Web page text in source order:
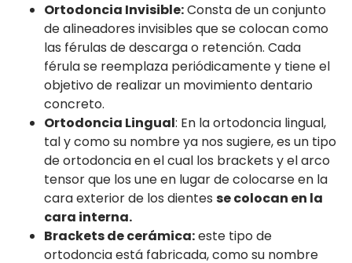
Ortodoncia Invisible:Consta de un conjunto
de alineadores invisibles que se colocan como
las férulas de descarga o retención. Cada
férula se reemplaza periódicamente y tiene el
objetivo de realizar un movimiento dentario
concreto.
Ortodoncia Lingual: En la ortodoncia lingual,
tal y como su nombre ya nos sugiere, es un tipo
de ortodoncia en el cual los brackets y el arco
tensor que los une en lugar de colocarse en la
cara exterior de los dientes se colocan en la
cara interna.
Brackets de cerámica:este tipo de
ortodoncia está fabricada, como su nombre